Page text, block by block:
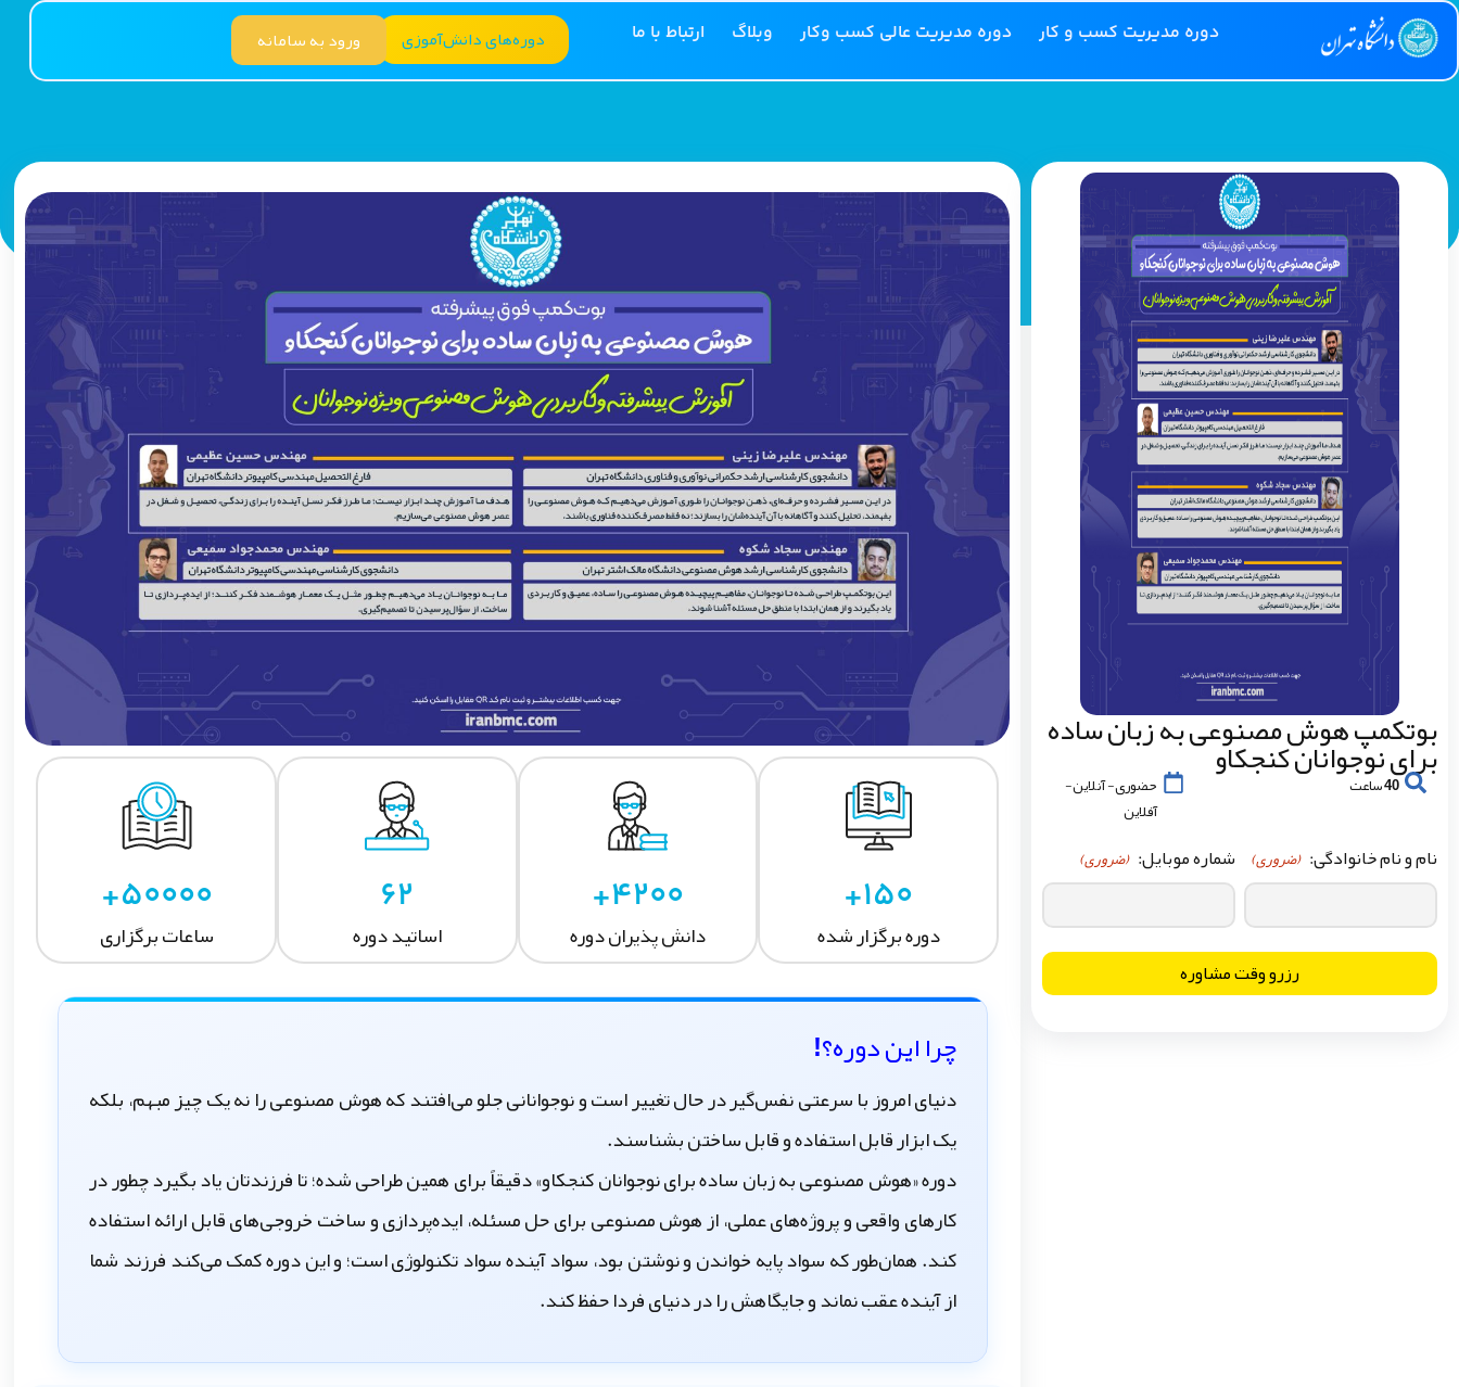
دوره مدیریت کسب و کار دوره مدیریت عالی کسب وکار وبلاگ ارتباط با ما دوره‌های دانش‌آموزی ورود به سامانه
بوتکمپ هوش مصنوعی به زبان ساده
برای نوجوانان کنجکاو
40 ساعت
حضوری- آنلاین-
آفلاین
نام و نام خانوادگی: (ضروری) شماره موبایل: (ضروری)
150+
دوره برگزار شده
4200+
دانش پذیران دوره
62
اساتید دوره
50000+
ساعات برگزاری
چرا این دوره؟!
دنیای امروز با سرعتی نفس‌گیر در حال تغییر است و نوجوانانی جلو می‌افتند که هوش مصنوعی را نه یک چیز مبهم، بلکه
یک ابزار قابل استفاده و قابل ساختن بشناسند.
دوره «هوش مصنوعی به زبان ساده برای نوجوانان کنجکاو» دقیقاً برای همین طراحی شده؛ تا فرزندتان یاد بگیرد چطور در
کارهای واقعی و پروژه‌های عملی، از هوش مصنوعی برای حل مسئله، ایده‌پردازی و ساخت خروجی‌های قابل ارائه استفاده
کند. همان‌طور که سواد پایه خواندن و نوشتن بود، سواد آینده سواد تکنولوژی است؛ و این دوره کمک می‌کند فرزند شما
از آینده عقب نماند و جایگاهش را در دنیای فردا حفظ کند.